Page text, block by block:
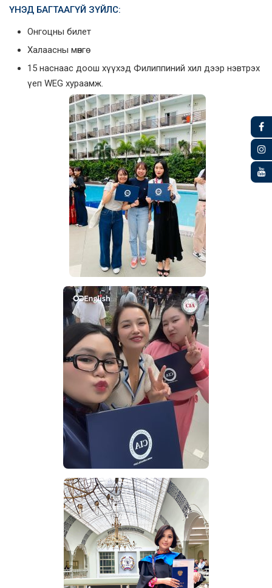
ҮНЭД БАГТААГҮЙ ЗҮЙЛС:
Онгоцны билет
Халаасны мөнгө
15 наснаас доош хүүхэд Филиппиний хил дээр нэвтрэх
үеп WEG хураамж.